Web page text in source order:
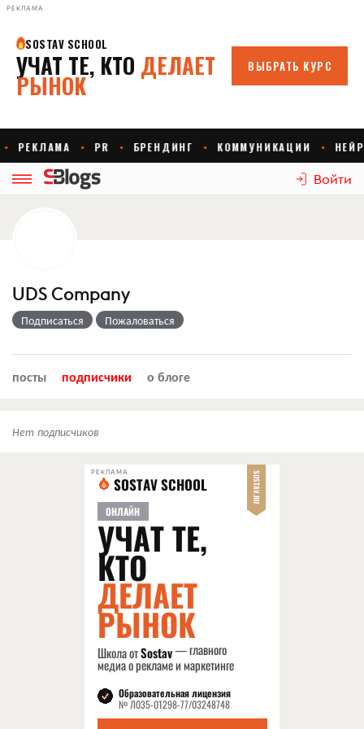
РЕКЛАМА
Войти
UDS Company
Подписаться Пожаловаться
посты подписчики о блоге
Нет подписчиков
РЕКЛАМА